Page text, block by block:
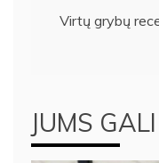
įrašų
Virtų grybų
JUMS